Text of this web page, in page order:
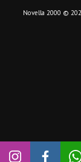
Novella 2000 ©